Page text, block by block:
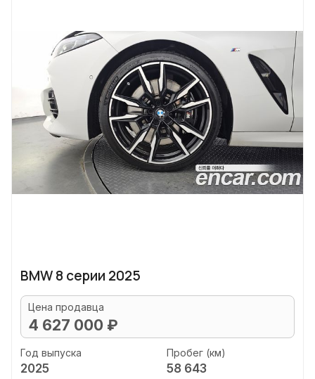
BMW 8 серии 2025
Цена продавца
4 627 000 ₽
Год выпуска
2025
Пробег (км)
58 643